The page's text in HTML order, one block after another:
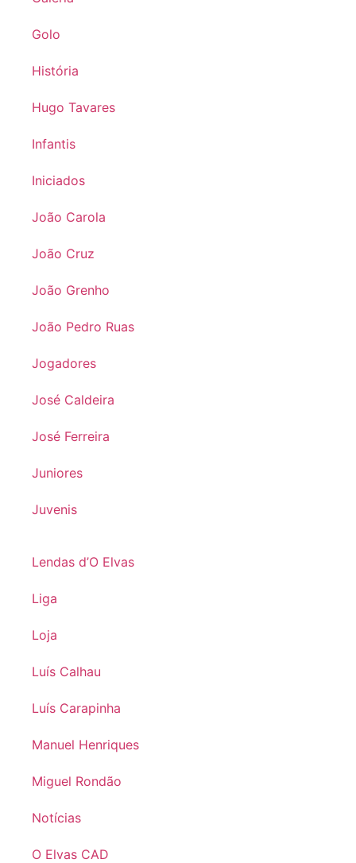
Golo
História
Hugo Tavares
Infantis
Iniciados
João Carola
João Cruz
João Grenho
João Pedro Ruas
Jogadores
José Caldeira
José Ferreira
Juniores
Juvenis
Lendas d’O Elvas
Liga
Loja
Luís Calhau
Luís Carapinha
Manuel Henriques
Miguel Rondão
Notícias
O Elvas CAD